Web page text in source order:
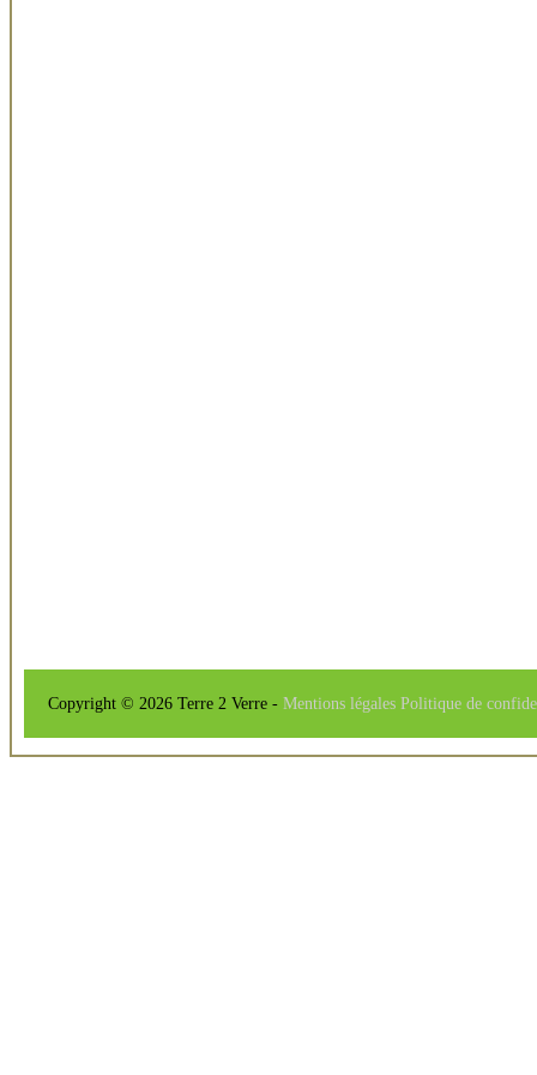
Copyright © 2026 Terre 2 Verre - Mentions légales Politique de